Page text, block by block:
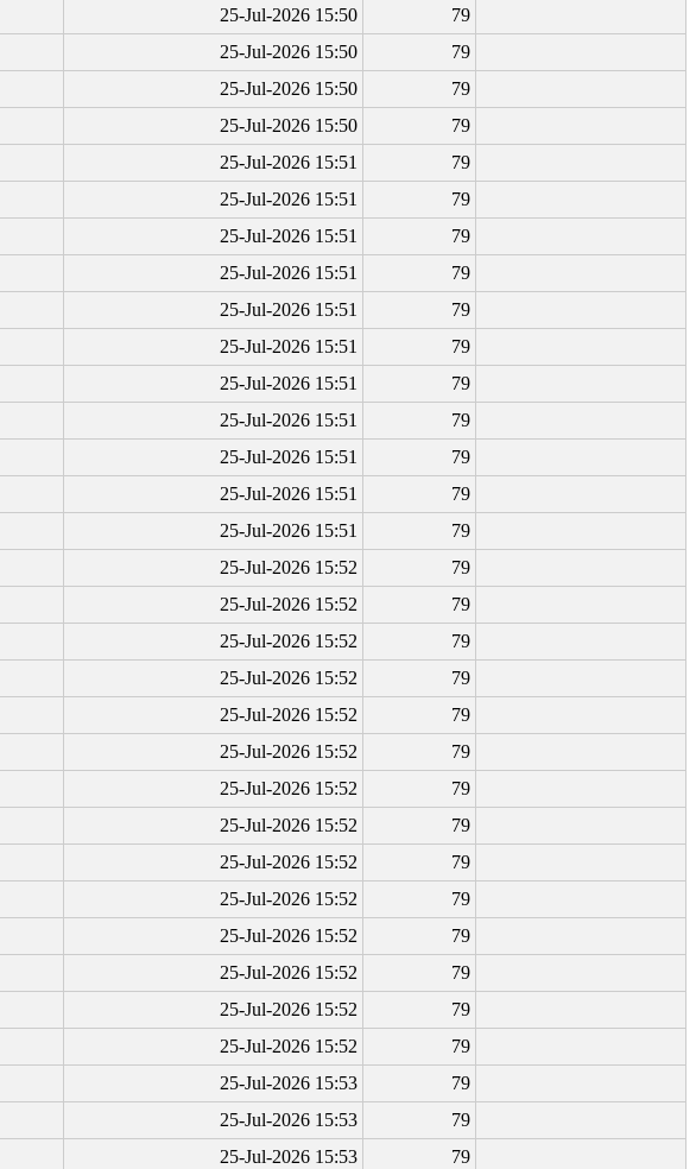
25-Jul-2026 15:50
79
25-Jul-2026 15:50
79
25-Jul-2026 15:50
79
25-Jul-2026 15:50
79
25-Jul-2026 15:51
79
25-Jul-2026 15:51
79
25-Jul-2026 15:51
79
25-Jul-2026 15:51
79
25-Jul-2026 15:51
79
25-Jul-2026 15:51
79
25-Jul-2026 15:51
79
25-Jul-2026 15:51
79
25-Jul-2026 15:51
79
25-Jul-2026 15:51
79
25-Jul-2026 15:51
79
25-Jul-2026 15:52
79
25-Jul-2026 15:52
79
25-Jul-2026 15:52
79
25-Jul-2026 15:52
79
25-Jul-2026 15:52
79
25-Jul-2026 15:52
79
25-Jul-2026 15:52
79
25-Jul-2026 15:52
79
25-Jul-2026 15:52
79
25-Jul-2026 15:52
79
25-Jul-2026 15:52
79
25-Jul-2026 15:52
79
25-Jul-2026 15:52
79
25-Jul-2026 15:52
79
25-Jul-2026 15:53
79
25-Jul-2026 15:53
79
25-Jul-2026 15:53
79